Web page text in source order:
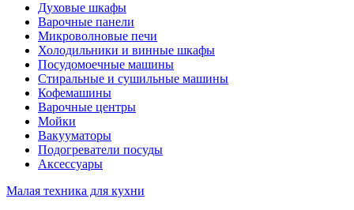
Духовые шкафы
Варочные панели
Микроволновые печи
Холодильники и винные шкафы
Посудомоечные машины
Стиральные и сушильные машины
Кофемашины
Варочные центры
Мойки
Вакууматоры
Подогреватели посуды
Аксессуары
Малая техника для кухни